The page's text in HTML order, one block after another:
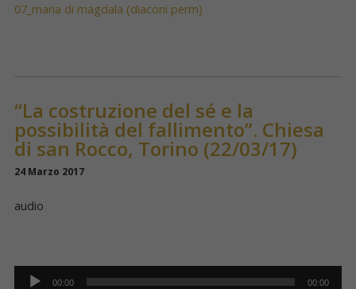
07_maria di magdala (diaconi perm)
“La costruzione del sé e la
possibilità del fallimento”. Chiesa
di san Rocco, Torino (22/03/17)
24 Marzo 2017
audio
Audio
Player
00:00 00:00